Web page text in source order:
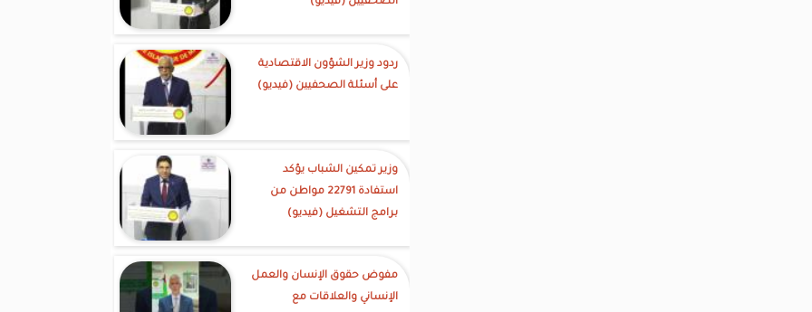
ردود وزير الشؤون الاقتصادية
على أسئلة الصحفيين (فيديو)
وزير تمكين الشباب يؤكد
استفادة 22791 مواطن من
برامج التشغيل (فيديو)
مفوض حقوق الإنسان والعمل
الإنساني والعلاقات مع